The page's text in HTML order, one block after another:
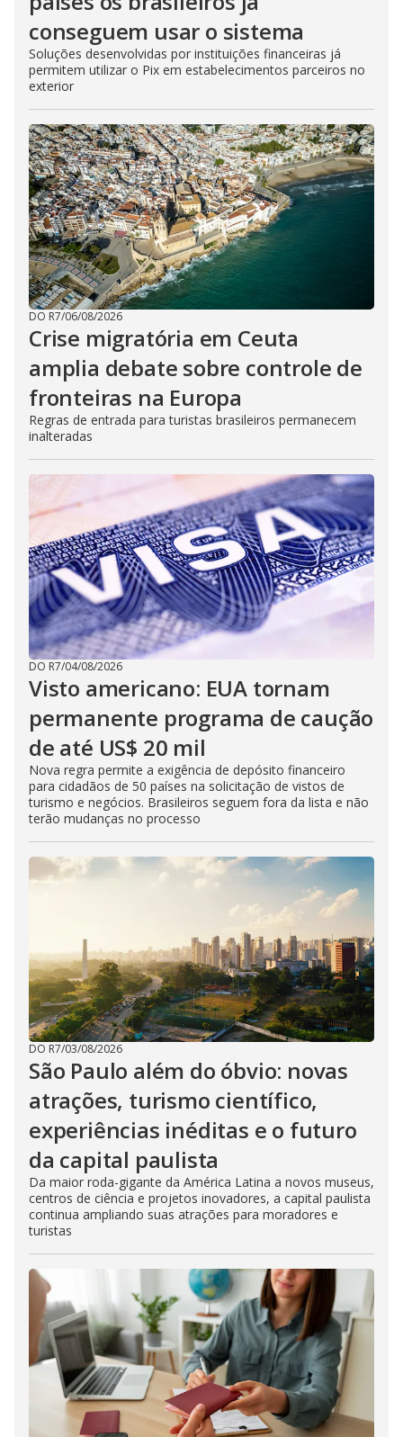
conseguem usar o sistema
Soluções desenvolvidas por instituições financeiras já
permitem utilizar o Pix em estabelecimentos parceiros no
exterior
DO R7/06/08/2026
Crise migratória em Ceuta
amplia debate sobre controle de
fronteiras na Europa
Regras de entrada para turistas brasileiros permanecem
inalteradas
DO R7/04/08/2026
Visto americano: EUA tornam
permanente programa de caução
de até US$ 20 mil
Nova regra permite a exigência de depósito financeiro
para cidadãos de 50 países na solicitação de vistos de
turismo e negócios. Brasileiros seguem fora da lista e não
terão mudanças no processo
DO R7/03/08/2026
São Paulo além do óbvio: novas
atrações, turismo científico,
experiências inéditas e o futuro
da capital paulista
Da maior roda-gigante da América Latina a novos museus,
centros de ciência e projetos inovadores, a capital paulista
continua ampliando suas atrações para moradores e
turistas